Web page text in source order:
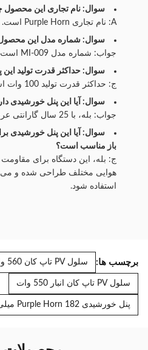
سوال: نام تجاری این
A: نام تجاری Purple Horn است.
سوال: شماره مدل این
جواب: شماره مدل MI-009 است.
سوال: حداکثر قدرت تولید
ج: حداکثر قدرت تولید 100 وات است.
سوال: آیا این پنل خورشیدی
جواب: بله، با 25 سال گارانتی عرضه می شود.
سوال: آیا این پنل خورشیدی
باز مناسب است؟
ج: بله، این دستگاه برای
هوایی مختلف طراحی شده و می
استفاده شود.
برچسب ها: سلول PV تاپ کان 560 واتی
سلول PV تاپ کان انبار 550 وات
پنل خورشیدی Purple Horn 182 میلی متر